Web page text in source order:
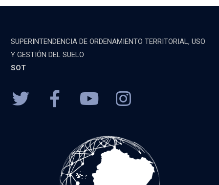
SUPERINTENDENCIA DE ORDENAMIENTO TERRITORIAL, USO
Y GESTIÓN DEL SUELO
SOT